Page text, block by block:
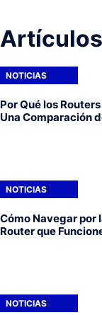
NOTICIAS
Por Qué los
Una Comparación
NOTICIAS
Cómo Navegar por
Router que
NOTICIAS